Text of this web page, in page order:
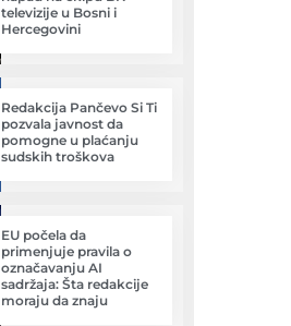
televizije u Bosni i
Hercegovini
Redakcija Pančevo Si Ti
pozvala javnost da
pomogne u plaćanju
sudskih troškova
EU počela da
primenjuje pravila o
označavanju AI
sadržaja: Šta redakcije
moraju da znaju